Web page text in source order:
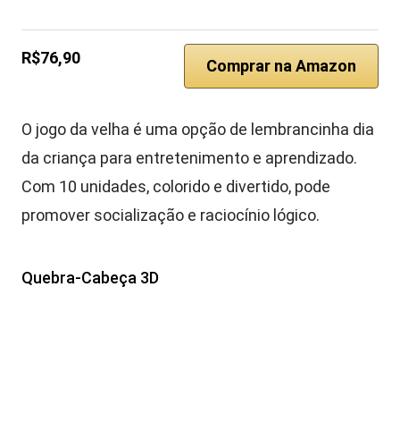
R$76,90 Comprar na Amazon
O jogo da velha é uma opção de lembrancinha dia
da criança para entretenimento e aprendizado.
Com 10 unidades, colorido e divertido, pode
promover socialização e raciocínio lógico.
Quebra-Cabeça 3D